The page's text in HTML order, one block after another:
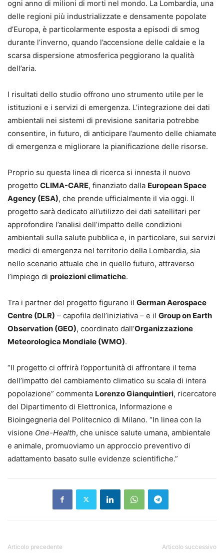
ogni anno di milioni di morti nel mondo. La Lombardia, una
delle regioni più industrializzate e densamente popolate
d’Europa, è particolarmente esposta a episodi di smog
durante l’inverno, quando l’accensione delle caldaie e la
scarsa dispersione atmosferica peggiorano la qualità
dell’aria.
I risultati dello studio offrono uno strumento utile per le
istituzioni e i servizi di emergenza. L’integrazione dei dati
ambientali nei sistemi di previsione sanitaria potrebbe
consentire, in futuro, di anticipare l’aumento delle chiamate
di emergenza e migliorare la pianificazione delle risorse.
Proprio su questa linea di ricerca si innesta il nuovo
progetto CLIMA-CARE, finanziato dalla European Space
Agency (ESA), che prende ufficialmente il via oggi. Il
progetto sarà dedicato all’utilizzo dei dati satellitari per
approfondire l’analisi dell’impatto delle condizioni
ambientali sulla salute pubblica e, in particolare, sui servizi
medici di emergenza nel territorio della Lombardia, sia
nello scenario attuale che in quello futuro, attraverso
l’impiego di proiezioni climatiche.
Tra i partner del progetto figurano il German Aerospace
Centre (DLR) – capofila dell’iniziativa – e il Group on Earth
Observation (GEO), coordinato dall’Organizzazione
Meteorologica Mondiale (WMO).
“Il progetto ci offrirà l’opportunità di affrontare il tema
dell’impatto del cambiamento climatico su scala di intera
popolazione” commenta Lorenzo Gianquintieri, ricercatore
del Dipartimento di Elettronica, Informazione e
Bioingegneria del Politecnico di Milano. “In linea con la
visione One-Health, che unisce salute umana, ambientale
e animale, promuoviamo un approccio preventivo di
adattamento basato sulle evidenze scientifiche.”
Articolo precedente Articolo successivo